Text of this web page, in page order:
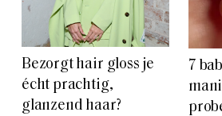
Bezorgt hair gloss je
écht prachtig,
glanzend haar?
7